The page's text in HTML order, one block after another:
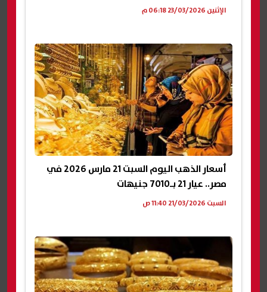
الإثنين 23/03/2026 06:18 م
أسعار الذهب اليوم السبت 21 مارس 2026 في
مصر.. عيار 21 بـ7010 جنيهات
السبت 21/03/2026 11:40 ص